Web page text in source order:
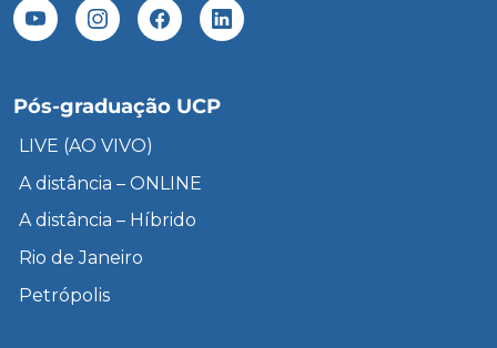
Pós-graduação UCP
LIVE (AO VIVO)
A distância – ONLINE
A distância – Híbrido
Rio de Janeiro
Petrópolis